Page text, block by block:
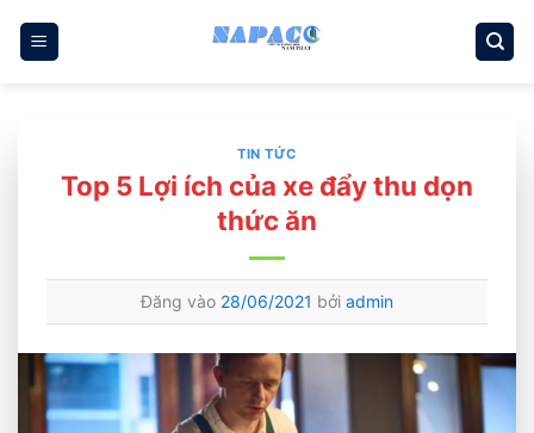
qua
TIN TỨC
Top 5 Lợi ích của xe đẩy thu dọn
thức ăn
Đăng vào 28/06/2021 bởi admin